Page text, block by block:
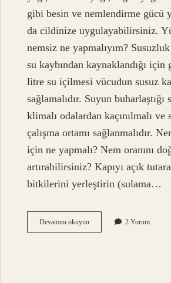
gibi besin ve nemlendirme gücü
da cildinize uygulayabilirsiniz.
nemsiz ne yapmalıyım?
su kaybından kaynaklandığı için
litre su içilmesi vücudun susuz
sağlamalıdır. Suyun buharlaştığı
klimalı odalardan kaçınılmalı ve
çalışma ortamı sağlanmalıdır.
için ne yapmalı? Nem oranını
artırabilirsiniz? Kapıyı açık
bitkilerini yerleştirin (sulama…
Devamını okuyunCilt
Nemi
2 Yorum